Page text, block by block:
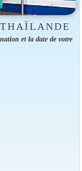
et la date de votre